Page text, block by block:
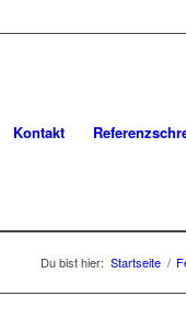
Kontakt
Du bist hier: Startseite /